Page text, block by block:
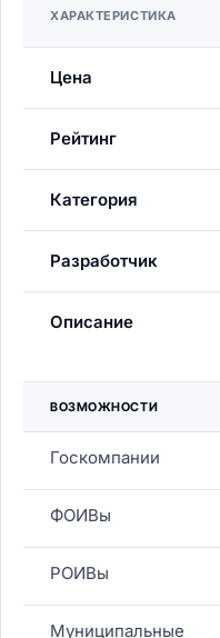
ХАРАКТЕРИСТИКА
Цена
Рейтинг
Категория
Разработчик
Описание
ВОЗМОЖНОСТИ
Госкомпании
ФОИВы
РОИВы
Муниципальные